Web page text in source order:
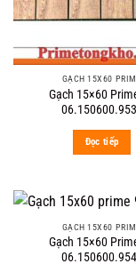
GẠCH 15X60
Gạch 15×60
Đọc tiếp
GẠCH 15X60
Gạch 15×60